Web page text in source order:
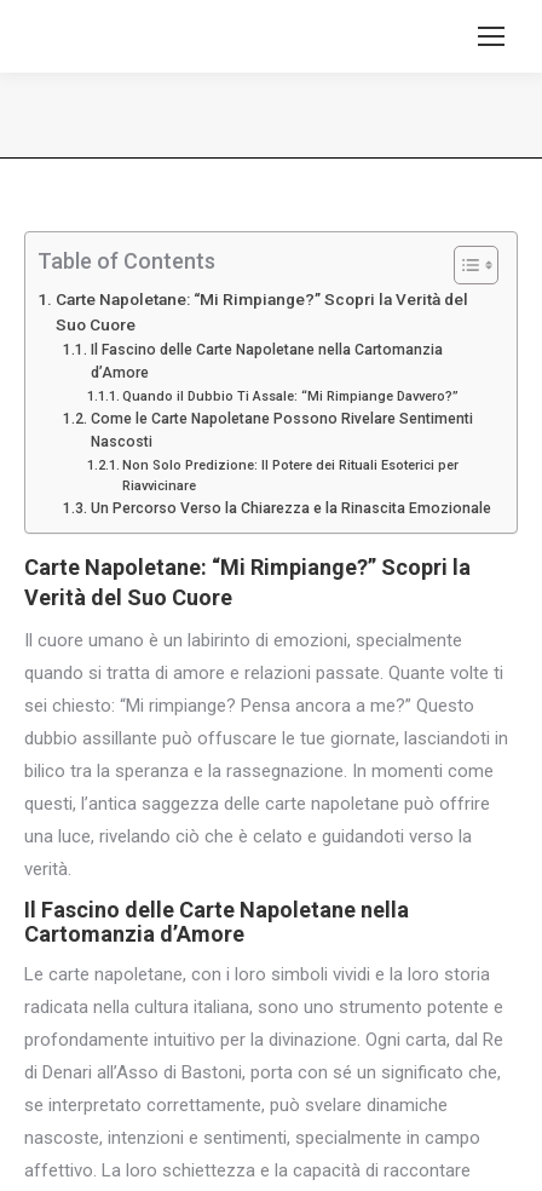
Table of Contents
Carte Napoletane: “Mi Rimpiange?” Scopri la Verità del
Suo Cuore
Il Fascino delle Carte Napoletane nella Cartomanzia
d’Amore
Quando il Dubbio Ti Assale: “Mi Rimpiange Davvero?”
Come le Carte Napoletane Possono Rivelare Sentimenti
Nascosti
Non Solo Predizione: Il Potere dei Rituali Esoterici per
Riavvicinare
Un Percorso Verso la Chiarezza e la Rinascita Emozionale
Carte Napoletane: “Mi Rimpiange?” Scopri la
Verità del Suo Cuore
Il cuore umano è un labirinto di emozioni, specialmente
quando si tratta di amore e relazioni passate. Quante volte ti
sei chiesto: “Mi rimpiange? Pensa ancora a me?” Questo
dubbio assillante può offuscare le tue giornate, lasciandoti in
bilico tra la speranza e la rassegnazione. In momenti come
questi, l’antica saggezza delle carte napoletane può offrire
una luce, rivelando ciò che è celato e guidandoti verso la
verità.
Il Fascino delle Carte Napoletane nella
Cartomanzia d’Amore
Le carte napoletane, con i loro simboli vividi e la loro storia
radicata nella cultura italiana, sono uno strumento potente e
profondamente intuitivo per la divinazione. Ogni carta, dal Re
di Denari all’Asso di Bastoni, porta con sé un significato che,
se interpretato correttamente, può svelare dinamiche
nascoste, intenzioni e sentimenti, specialmente in campo
affettivo. La loro schiettezza e la capacità di raccontare